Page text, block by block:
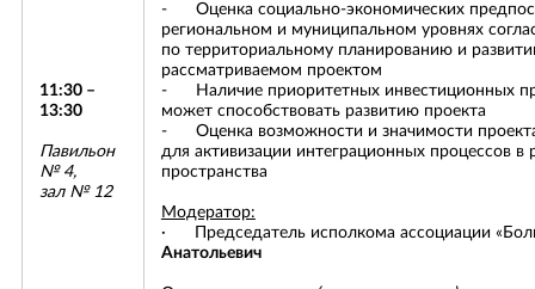
11:30 –
13:30
Павильон
№ 4,
зал № 12
- Оценка социально-экономических
региональном и муниципальном уровнях
по территориальному планированию и
рассматриваемом проектом
- Наличие приоритетных инвестиционных
может способствовать развитию проекта
- Оценка возможности и значимости
для активизации интеграционных процессов в
пространства
Модератор:
· Председатель исполкома ассоциации
Анатольевич